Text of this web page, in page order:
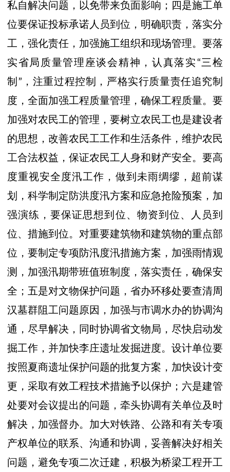
私自解决问题，以免带来负面影响；四是施工单
位要保证投标承诺人员到位，明确职责，落实分
工，强化责任，加强施工组织和现场管理。要落
实省局质量管理座谈会精神，认真落实“三检
制”，注重过程控制，严格实行质量责任追究制
度，全面加强工程质量管理，确保工程质量。要
加强对农民工的管理，要树立农民工也是建设者
的思想，改善农民工工作和生活条件，维护农民
工合法权益，保证农民工人身和财产安全。要高
度重视安全度汛工作，做到未雨绸缪，超前谋
划，科学制定防洪度汛方案和应急抢险预案，加
强演练，要保证思想到位、物资到位、人员到
位、措施到位。对重要建筑物和建筑物的重点部
位，要制定专项防汛度汛措施方案，加强雨情观
测，加强汛期带班值班制度，落实责任，确保安
全；五是对文物保护问题，省办环移处要查清周
汉墓群阻工问题原因，加强与市调水办的协调沟
通，尽早解决，同时协调省文物局，尽快启动发
掘工作，并加快李庄遗址发掘进度。设计单位要
按照夏商遗址保护问题的批复方案，加快设计变
更，采取有效工程技术措施予以保护；六是建管
处要对会议提出的问题，牵头协调有关单位及时
解决，加强督办。加大对铁路、公路和有关专项
产权单位的联系、沟通和协调，妥善解决好相关
问题，避免专项二次迁建，积极为桥梁工程开工